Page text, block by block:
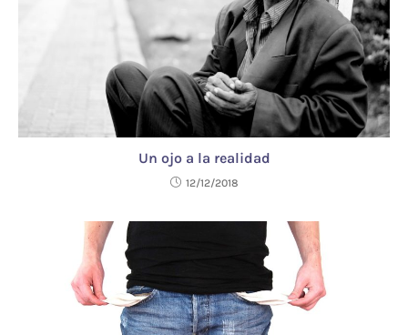
Un ojo a la realidad
12/12/2018